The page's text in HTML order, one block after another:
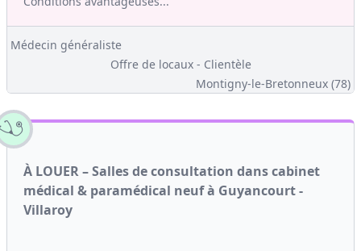
Médecin généraliste
Offre de locaux - Clientèle
Montigny-le-Bretonneux (78)
À LOUER – Salles de consultation dans cabinet
médical & paramédical neuf à Guyancourt -
Villaroy